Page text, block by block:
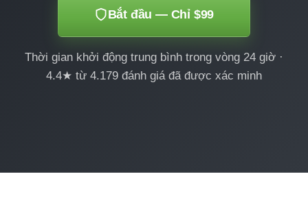
Bắt đầu — Chỉ $99
Thời gian khởi động trung bình trong vòng 24 giờ ·
4.4★ từ 4.179 đánh giá đã được xác minh